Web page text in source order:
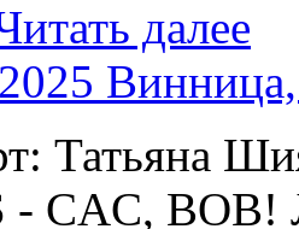
далее
Татьяна
- CAC,